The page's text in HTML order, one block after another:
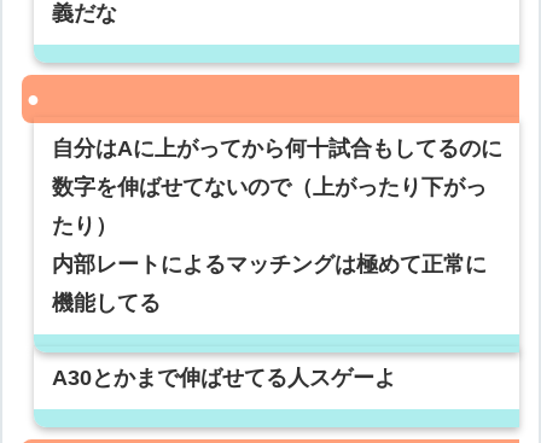
義だな
自分はAに上がってから何十試合もしてるのに
数字を伸ばせてないので（上がったり下がっ
たり）
内部レートによるマッチングは極めて正常に
機能してる
A30とかまで伸ばせてる人スゲーよ